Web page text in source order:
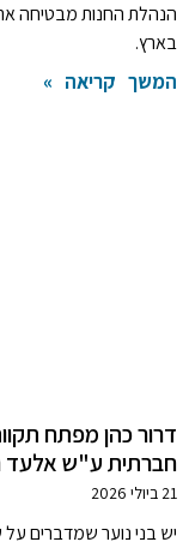
הנהלת החנות מבטיחה
בארץ.
המשך קריאה »
דרור כהן מפתח
חברתית ע"ש אלעד
21 ביולי 2026
יש בני נוער שמדברים על